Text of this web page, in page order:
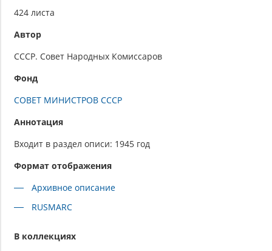
424 листа
Автор
СССР. Совет Народных Комиссаров
Фонд
СОВЕТ МИНИСТРОВ СССР
Аннотация
Входит в раздел описи: 1945 год
Формат отображения
Архивное описание
RUSMARC
В коллекциях